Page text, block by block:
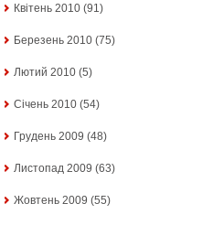
Квітень 2010 (91)
Березень 2010 (75)
Лютий 2010 (5)
Січень 2010 (54)
Грудень 2009 (48)
Листопад 2009 (63)
Жовтень 2009 (55)